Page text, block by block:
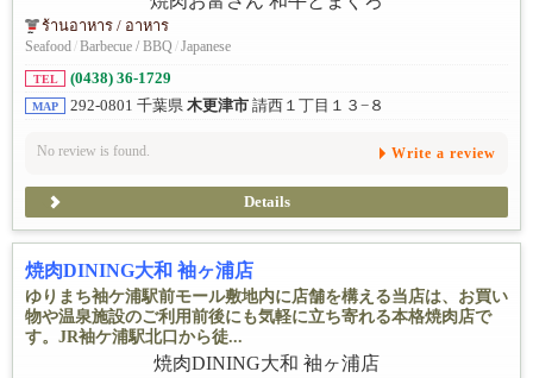
ร้านอาหาร / อาหาร
Seafood/Barbecue / BBQ /Japanese
TEL (0438) 36-1729
MAP 292-0801 千葉県 木更津市 請西１丁目１３−８
No review is found. Write a review
Details
焼肉DINING大和 袖ヶ浦店
ゆりまち袖ケ浦駅前モール敷地内に店舗を構える当店は、お買い
物や温泉施設のご利用前後にも気軽に立ち寄れる本格焼肉店で
す。JR袖ケ浦駅北口から徒...